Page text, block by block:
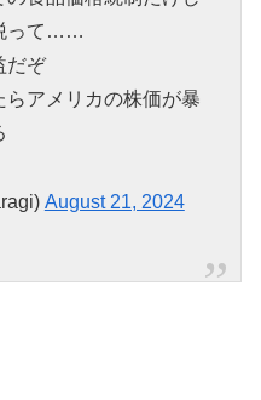
って……
だぞ
アメリカの株価が暴
August 21, 2024